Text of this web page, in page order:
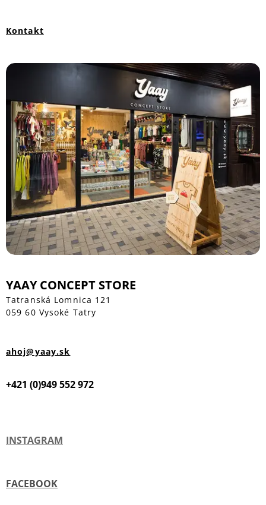
Kontakt
YAAY CONCEPT STORE
Tatranská Lomnica 121
059 60 Vysoké Tatry
ahoj@yaay.sk
+421 (0)949 552 972
INSTAGRAM
FACEBOOK